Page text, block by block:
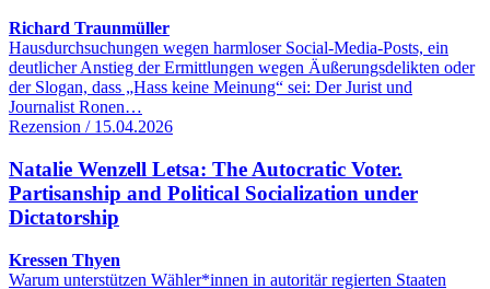
Richard Traunmüller
Hausdurchsuchungen wegen harmloser Social-Media-Posts, ein
deutlicher Anstieg der Ermittlungen wegen Äußerungsdelikten oder
der Slogan, dass „Hass keine Meinung“ sei: Der Jurist und
Journalist Ronen…
Rezension / 15.04.2026
Natalie Wenzell Letsa: The Autocratic Voter.
Partisanship and Political Socialization under
Dictatorship
Kressen Thyen
Warum unterstützen Wähler*innen in autoritär regierten Staaten